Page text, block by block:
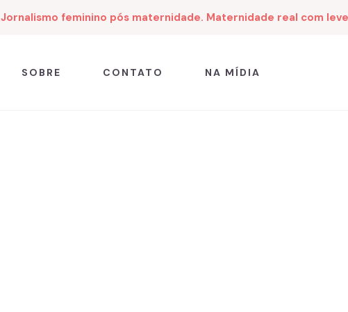
Jornalismo feminino pós maternidade. Maternidade real com
SOBRE CONTATO NA MÍDIA